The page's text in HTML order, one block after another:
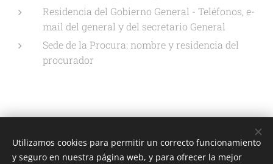
Residencia del Gobierno General - Teléfonos, e-
mail del general y del secretario General
Sede de la Procura: nombre y residencia del
procurador
Unione Superiori Generali - Via dei Penitenzieri 19 -00193 ROMA
Utilizamos cookies para permitir un correcto funcionamiento
y seguro en nuestra página web, y para ofrecer la mejor